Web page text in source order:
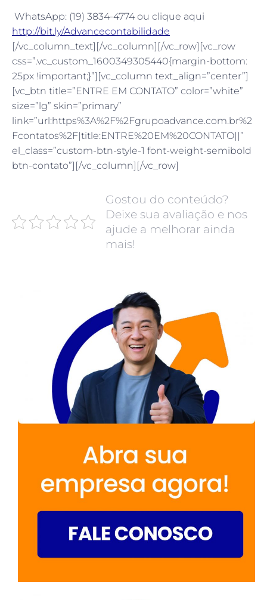
WhatsApp: (19) 3834-4774 ou clique aqui
http://bit.ly/Advancecontabilidade
[/vc_column_text][/vc_column][/vc_row][vc_row
css=”.vc_custom_1600349305440{margin-bottom:
25px !important;}”][vc_column text_align=”center”]
[vc_btn title=”ENTRE EM CONTATO” color=”white”
size=”lg” skin=”primary”
link=”url:https%3A%2F%2Fgrupoadvance.com.br%2
Fcontatos%2F|title:ENTRE%20EM%20CONTATO||”
el_class=”custom-btn-style-1 font-weight-semibold
btn-contato”][/vc_column][/vc_row]
Gostou do conteúdo?
Deixe sua avaliação e nos
ajude a melhorar ainda
mais!